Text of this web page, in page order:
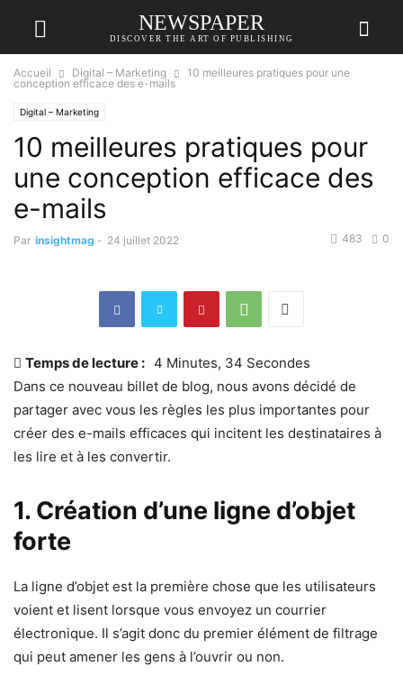
NEWSPAPER
DISCOVER THE ART OF PUBLISHING
Accueil Digital – Marketing
10 meilleures pratiques pour une
conception efficace des e-mails
Digital – Marketing
10 meilleures pratiques pour
une conception efficace des
e-mails
Par insightmag - 24 juillet 2022 0
483
Temps de lecture : 4 Minutes, 34 Secondes
Dans ce nouveau billet de blog, nous avons décidé de
partager avec vous les règles les plus importantes pour
créer des e-mails efficaces qui incitent les destinataires à
les lire et à les convertir.
1. Création d’une ligne d’objet
forte
La ligne d’objet est la première chose que les utilisateurs
voient et lisent lorsque vous envoyez un courrier
électronique. Il s’agit donc du premier élément de filtrage
qui peut amener les gens à l’ouvrir ou non.